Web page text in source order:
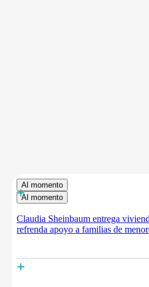
Al momento
Al momento
+
Claudia Sheinbaum entrega
refrenda apoyo a familias de
+